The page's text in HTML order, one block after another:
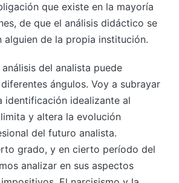
que existe en la mayoría
de que el análisis didáctico se
alguien de la propia institución.
del analista puede
ángulos. Voy a subrayar
identificación idealizante al
y altera la evolución
del futuro analista.
grado, y en cierto período del
analizar en sus aspectos